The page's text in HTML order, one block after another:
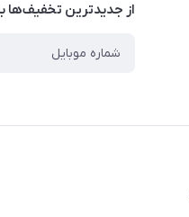
از جدید‌ترین تخفیف‌ها